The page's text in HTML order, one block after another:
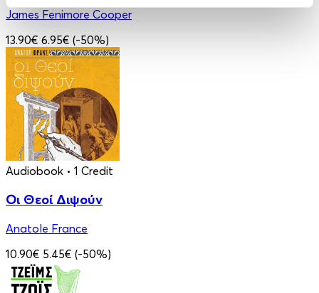
James Fenimore Cooper
13.90€ 6.95€ (-50%)
Audiobook • 1 Credit
Οι Θεοί Διψούν
Anatole France
10.90€ 5.45€ (-50%)